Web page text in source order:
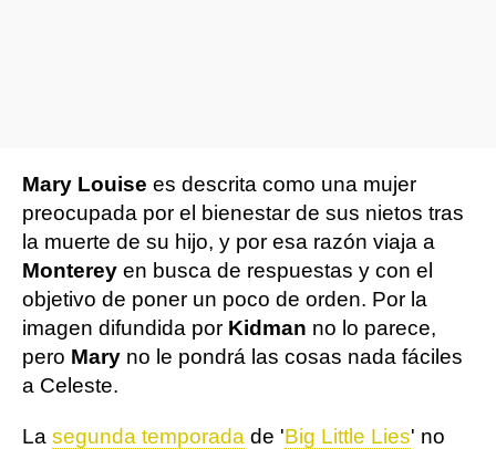
Mary Louise es descrita como una mujer
preocupada por el bienestar de sus nietos tras
la muerte de su hijo, y por esa razón viaja a
Monterey en busca de respuestas y con el
objetivo de poner un poco de orden. Por la
imagen difundida por Kidman no lo parece,
pero Mary no le pondrá las cosas nada fáciles
a Celeste.
La segunda temporada de 'Big Little Lies' no